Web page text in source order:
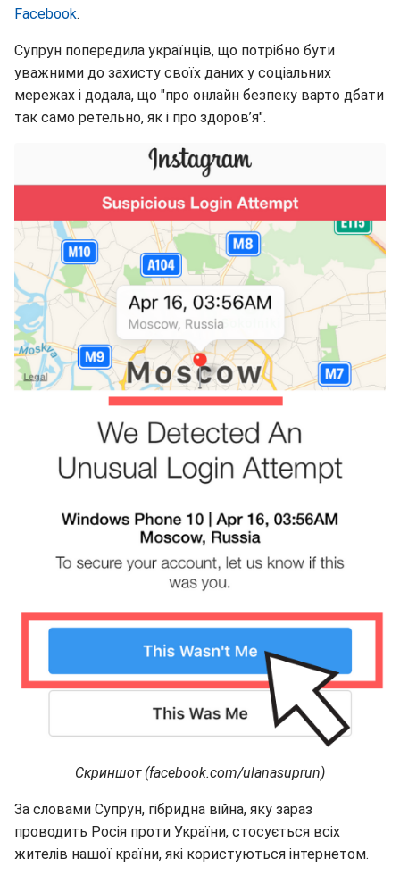
Facebook.
Супрун попередила українців, що потрібно бути
уважними до захисту своїх даних у соціальних
мережах і додала, що "про онлайн безпеку варто дбати
так само ретельно, як і про здоров’я".
Скриншот (facebook.com/ulanasuprun)
За словами Супрун, гібридна війна, яку зараз
проводить Росія проти України, стосується всіх
жителів нашої країни, які користуються інтернетом.